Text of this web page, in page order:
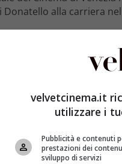
alla carriera
velvetcinema.it
utilizzare i
Pubblicità e contenuti
prestazioni dei
sviluppo di servizi